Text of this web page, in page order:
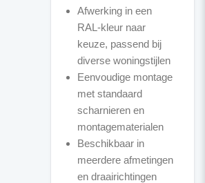
Afwerking in een
RAL-kleur naar
keuze, passend bij
diverse woningstijlen
Eenvoudige montage
met standaard
scharnieren en
montagematerialen
Beschikbaar in
meerdere afmetingen
en draairichtingen